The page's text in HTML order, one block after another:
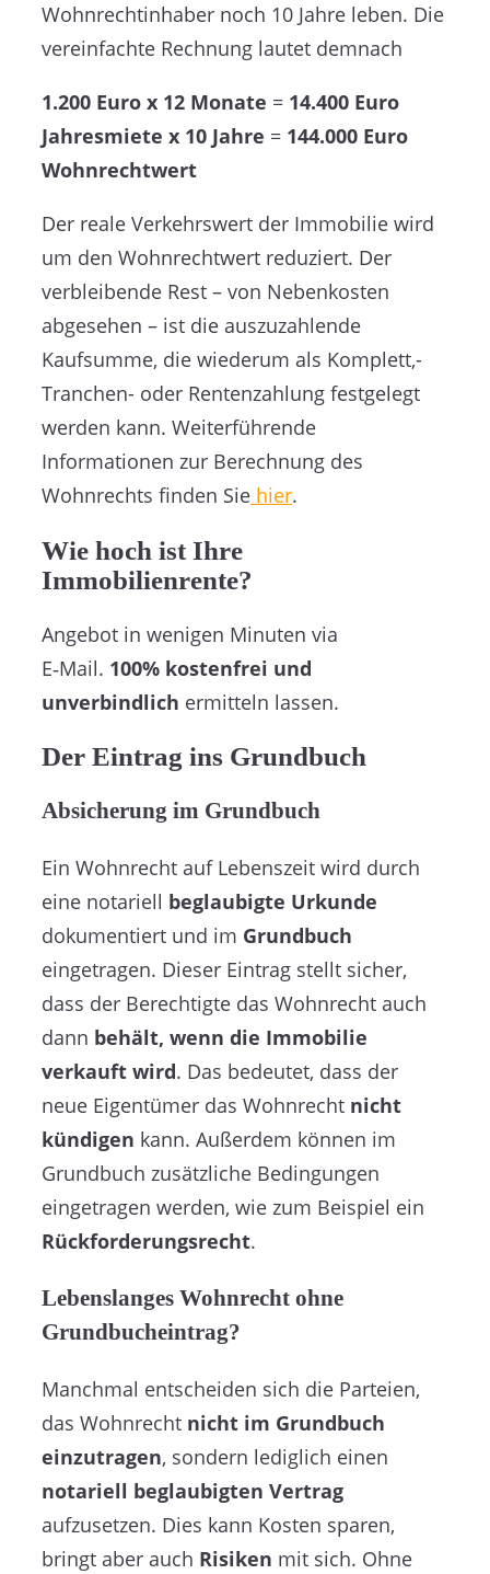
Wohnrechtinhaber noch 10 Jahre leben. Die
vereinfachte Rechnung lautet demnach
1.200 Euro x 12 Monate = 14.400 Euro
Jahresmiete x 10 Jahre = 144.000 Euro
Wohnrechtwert
Der reale Verkehrswert der Immobilie wird
um den Wohnrechtwert reduziert. Der
verbleibende Rest – von Nebenkosten
abgesehen – ist die auszuzahlende
Kaufsumme, die wiederum als Komplett,-
Tranchen- oder Rentenzahlung festgelegt
werden kann. Weiterführende
Informationen zur Berechnung des
Wohnrechts finden Sie hier.
Wie hoch ist Ihre
Immobilienrente?
Angebot in wenigen Minuten via
E‑Mail. 100% kostenfrei und
unverbindlich ermitteln lassen.
Der Eintrag ins Grundbuch
Absicherung im Grundbuch
Ein Wohnrecht auf Lebenszeit wird durch
eine notariell beglaubigte Urkunde
dokumentiert und im Grundbuch
eingetragen. Dieser Eintrag stellt sicher,
dass der Berechtigte das Wohnrecht auch
dann behält, wenn die Immobilie
verkauft wird. Das bedeutet, dass der
neue Eigentümer das Wohnrecht nicht
kündigen kann. Außerdem können im
Grundbuch zusätzliche Bedingungen
eingetragen werden, wie zum Beispiel ein
Rückforderungsrecht.
Lebenslanges Wohnrecht ohne
Grundbucheintrag?
Manchmal entscheiden sich die Parteien,
das Wohnrecht nicht im Grundbuch
einzutragen, sondern lediglich einen
notariell beglaubigten Vertrag
aufzusetzen. Dies kann Kosten sparen,
bringt aber auch Risiken mit sich. Ohne